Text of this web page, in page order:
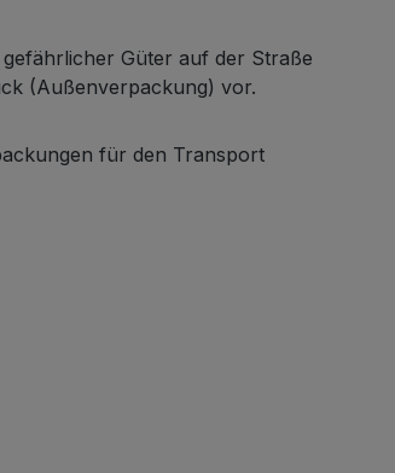
Güter auf der Straße
(Außenverpackung) vor.
für den Transport